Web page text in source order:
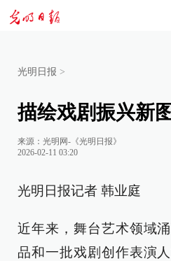
光明日报 >
描绘戏剧振兴新
来源： 光明网-《光明日报》
2026-02-11 03:20
光明日报记者 韩业庭
近年来，舞台艺术领域
品和一批戏剧创作表演